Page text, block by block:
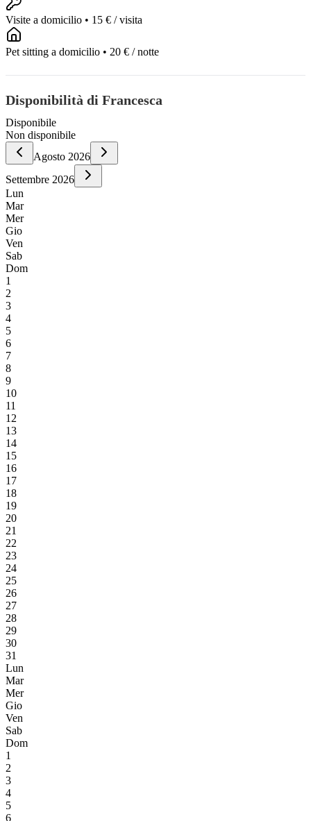
Visite a domicilio • 15 € / visita
Pet sitting a domicilio • 20 € / notte
Disponibilità di Francesca
Disponibile
Non disponibile
Agosto 2026
Settembre 2026
Lun
Mar
Mer
Gio
Ven
Sab
Dom
1
2
3
4
5
6
7
8
9
10
11
12
13
14
15
16
17
18
19
20
21
22
23
24
25
26
27
28
29
30
31
Lun
Mar
Mer
Gio
Ven
Sab
Dom
1
2
3
4
5
6